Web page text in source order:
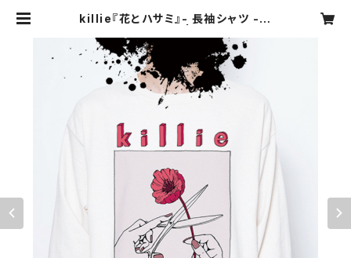
killie『花とハサミ』- 長袖シャツ -
l webshop